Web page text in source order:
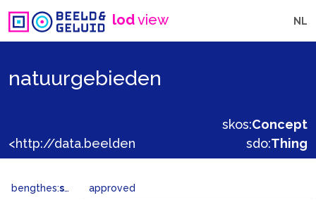
lodview NL
natuurgebieden
skos:Concept
sdo:Thing
bengthes:status approved